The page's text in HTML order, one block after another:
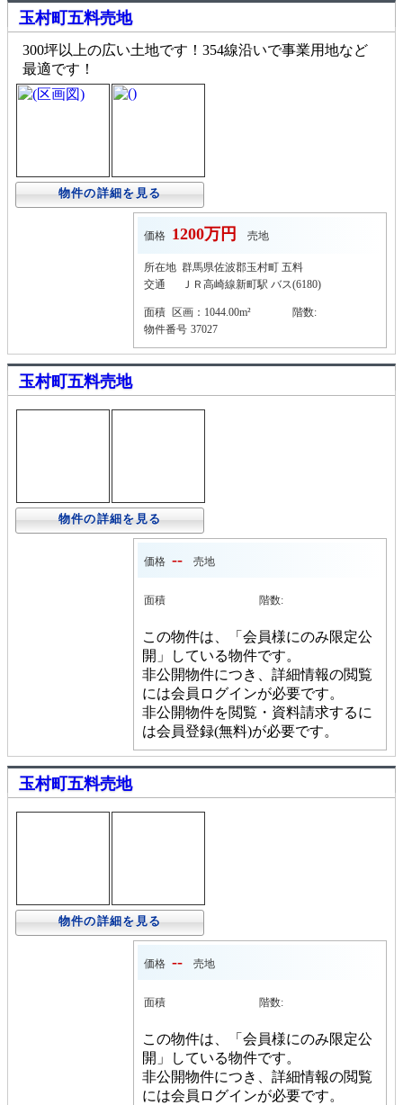
玉村町五料売地
300坪以上の広い土地です！354線沿いで事業用地など
最適です！
物件の詳細を見る
価格 1200万円 売地
所在地 群馬県佐波郡玉村町 五料
交通
ＪＲ高崎線新町駅 バス(6180)
面積 区画：1044.00m²
階数:
物件番号 37027
玉村町五料売地
物件の詳細を見る
価格 -- 売地
面積 階数:
この物件は、「会員様にのみ限定公
開」している物件です。
非公開物件につき、詳細情報の閲覧
には会員ログインが必要です。
非公開物件を閲覧・資料請求するに
は会員登録(無料)が必要です。
玉村町五料売地
物件の詳細を見る
価格 -- 売地
面積 階数:
この物件は、「会員様にのみ限定公
開」している物件です。
非公開物件につき、詳細情報の閲覧
には会員ログインが必要です。